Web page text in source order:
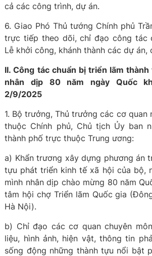
cả các công trình, dự án.
6. Giao Phó Thủ tướng Chính phủ
trực tiếp theo dõi, chỉ đạo công tác
Lễ khởi công, khánh thành các dự án,
II. Công tác chuẩn bị triển lãm
nhân dịp 80 năm ngày Quốc
2/9/2025
1. Bộ trưởng, Thủ trưởng các cơ quan
thuộc Chính phủ, Chủ tịch Ủy ban
thành phố trực thuộc Trung ương:
a) Khẩn trương xây dựng phương án
tựu phát triển kinh tế xã hội của bộ,
mình nhân dịp chào mừng 80 năm
tâm hội chợ Triển lãm Quốc gia
Hà Nội).
b) Chỉ đạo các cơ quan chuyên
liệu, hình ảnh, hiện vật, thông tin
sống động những thành tựu nổi bật